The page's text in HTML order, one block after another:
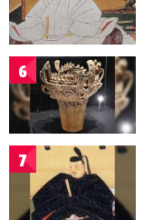
6
7